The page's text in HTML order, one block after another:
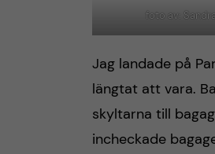
foto av:
Jag landade på
längtat att vara.
skyltarna till
incheckade